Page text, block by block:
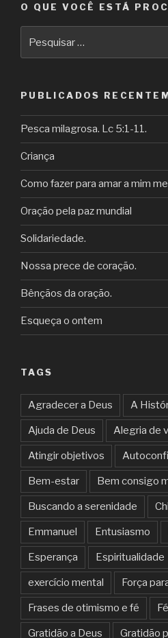
O QUE VOCÊ ESTÁ
por:
PUBLICADOS
Pesca milagrosa. Lc 5:1-11.
Criança
Como fazer para amar a mim
Oração pela paz mundial
Solidariedade.
Nossa prece de coração.
Bênçãos da oração.
Esqueça o ontem
TAGS
Agradecer a Deus A
Ajuda de Deus Alegria de
Atingir objetivos
Bem-estar Bem consigo
Buscando a serenidade
Emmanuel Entusiasmo
Esperança Espiritualidade
exercício mental Força
Frases de otimismo e fé Fé
Gratidão a Deus Gratidão